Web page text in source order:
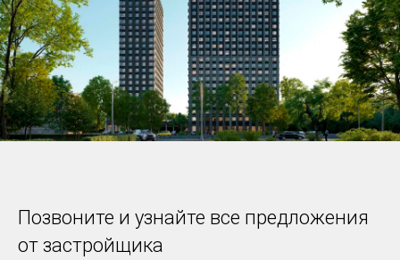
Позвоните и узнайте все предложения
от застройщика